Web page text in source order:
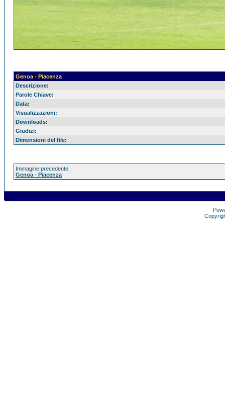
Genoa - Piacenza
Descrizione:
Parole Chiave:
Data:
Visualizzazioni:
Downloads:
Giudizi:
Dimensioni del file:
Immagine precedente:
Genoa - Piacenza